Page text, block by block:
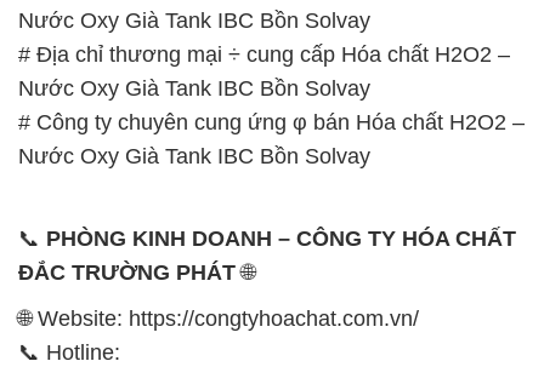
Nước Oxy Già Tank IBC Bồn Solvay
# Địa chỉ thương mại ÷ cung cấp Hóa chất H2O2 –
Nước Oxy Già Tank IBC Bồn Solvay
# Công ty chuyên cung ứng φ bán Hóa chất H2O2 –
Nước Oxy Già Tank IBC Bồn Solvay
📞 PHÒNG KINH DOANH – CÔNG TY HÓA CHẤT
ĐẮC TRƯỜNG PHÁT🌐
🌐 Website: https://congtyhoachat.com.vn/
📞 Hotline: